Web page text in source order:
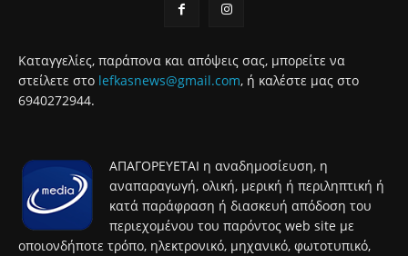
Καταγγελίες, παράπονα και απόψεις σας, μπορείτε να
στείλετε στο lefkasnews@gmail.com, ή καλέστε μας στο
6940272944.
ΑΠΑΓΟΡΕΥΕΤΑΙ η αναδημοσίευση, η
αναπαραγωγή, ολική, μερική ή περιληπτική ή
κατά παράφραση ή διασκευή απόδοση του
περιεχομένου του παρόντος web site με
οποιονδήποτε τρόπο, ηλεκτρονικό, μηχανικό, φωτοτυπικό,